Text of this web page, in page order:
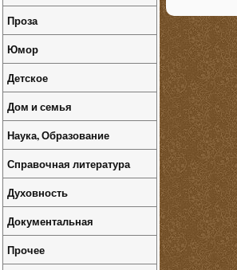
Проза
Юмор
Детское
Дом и семья
Наука, Образование
Справочная литература
Духовность
Документальная
Прочее